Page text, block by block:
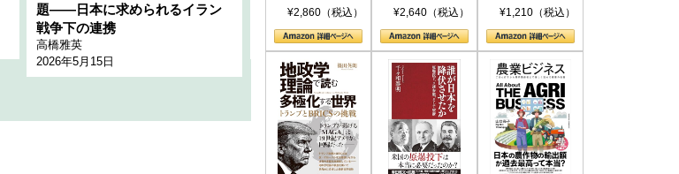
題――日本に求められるイラン
戦争下の連携
高橋雅英
2026年5月15日
全保障協力の意味
千々和泰明
2026年5月15日
行き着くリスク
小山堅
2026年5月14日
¥2,860（税込） ¥2,640（税込）
レクト S 039)
¥1,210（税込）